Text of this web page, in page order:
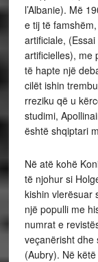
l’Albanie). Më
e tij të
artificiale,
artificielles), me
të hapte një
cilët ishin
rreziku që u
studimi,
është shqiptari
Në atë kohë
të njohur si
kishin vlerësuar
një populli me
numrat e
veçanërisht dhe
(Aubry). Në